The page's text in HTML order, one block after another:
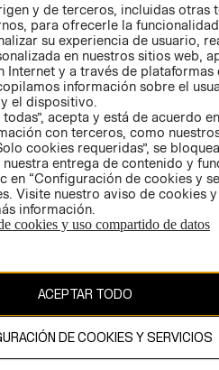
AVISO DE
PRIVACIDAD
GIFT CARD
AVISO DE
COOKIES
y de terceros, incluidas otras
para ofrecerle la
su experiencia de usuario,
en nuestros sitios web,
Internet y a través de plataformas
información sobre el
el dispositivo.
acepta y está de acuerdo
con terceros, como
cookies requeridas”, se
entrega de contenido y
en “Configuración de cookies y
Visite nuestro aviso de cookies
información.
cookies y uso compartido de datos
ACEPTAR TODO
DE COOKIES Y SERVICIOS